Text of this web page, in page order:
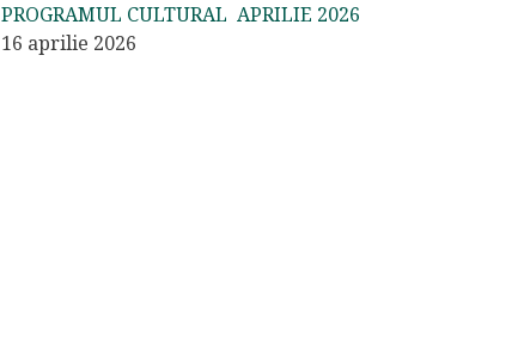
PROGRAMUL CULTURAL APRILIE 2026
16 aprilie 2026